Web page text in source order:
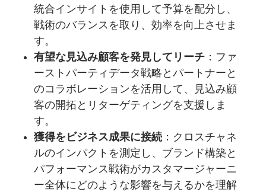
統合インサイトを使用して予算を配分し、
戦術のバランスを取り、効率を向上させま
す。
有望な見込み顧客を発見してリーチ ：ファ
ーストパーティデータ戦略とパートナーと
のコラボレーションを活用して、見込み顧
客の開拓とリターゲティングを支援しま
す。
獲得をビジネス成果に接続 ：クロスチャネ
ルのインパクトを測定し、ブランド構築と
パフォーマンス戦術がカスタマージャーニ
ー全体にどのような影響を与えるかを理解